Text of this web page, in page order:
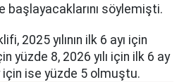
başlayacaklarını söylemişti.
2025 yılının ilk 6 ayı için
yüzde 8, 2026 yılı için ilk 6 ay
için ise yüzde 5 olmuştu.